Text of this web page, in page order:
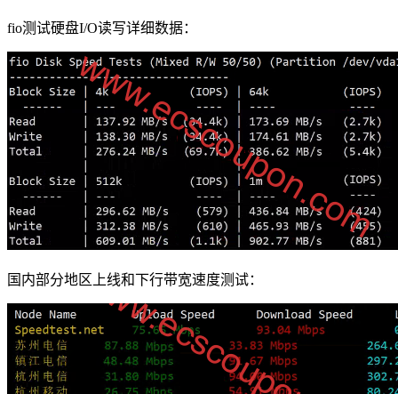
fio测试硬盘I/O读写详细数据：
国内部分地区上线和下行带宽速度测试：